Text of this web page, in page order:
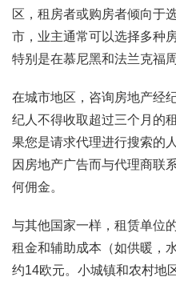
区，租房者或购房者倾向于
市，业主通常可以选择多种
特别是在慕尼黑和法兰克福
在城市地区，咨询房地产经
纪人不得收取超过三个月的
果您是请求代理进行搜索的
因房地产广告而与代理商联
何佣金。
与其他国家一样，租赁单位
租金和辅助成本（如供暖，
约14欧元。小城镇和农村地